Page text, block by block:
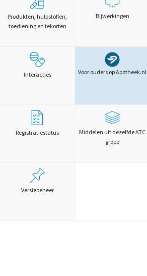
Produkten, hulpstoffen,
toediening en tekorten
Bijwerkingen
Interacties Voor ouders op Apotheek.nl
Registratiestatus
Middelen uit dezelfde ATC
groep
Versiebeheer